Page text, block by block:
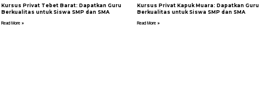
Kursus Privat Tebet Barat: Dapatkan Guru
Berkualitas untuk Siswa SMP dan SMA
Read More »
Kursus Privat Kapuk Muara: Dapatkan Guru
Berkualitas untuk Siswa SMP dan SMA
Read More »